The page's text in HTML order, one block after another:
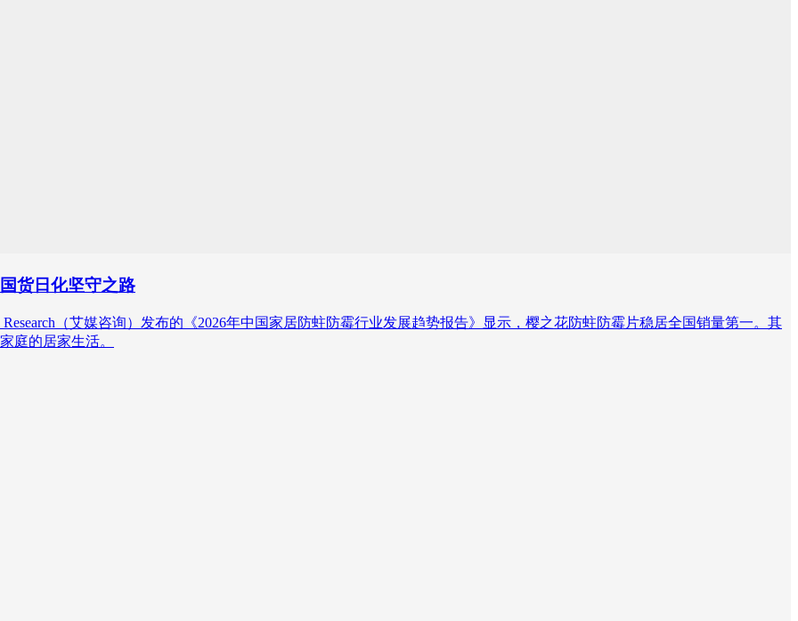
货日化坚守之路
（艾媒咨询）发布的《2026年中国家居防蛀防霉行业发展趋势报告》显示，樱之花防蛀防霉片稳居全国销量第一。其
庭的居家生活。